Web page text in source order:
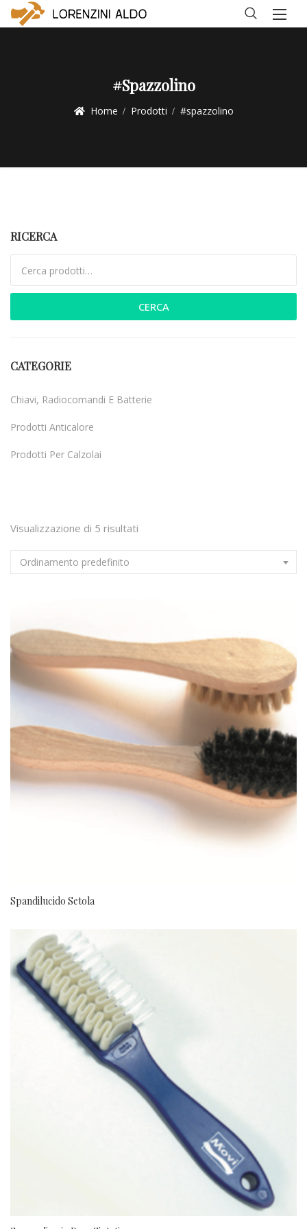
#spazzolino
Home Prodotti #spazzolino
RICERCA
CERCA
CATEGORIE
Chiavi, Radiocomandi E Batterie
Prodotti Anticalore
Prodotti Per Calzolai
Visualizzazione di 5 risultati
Ordinamento predefinito
Spandilucido Setola